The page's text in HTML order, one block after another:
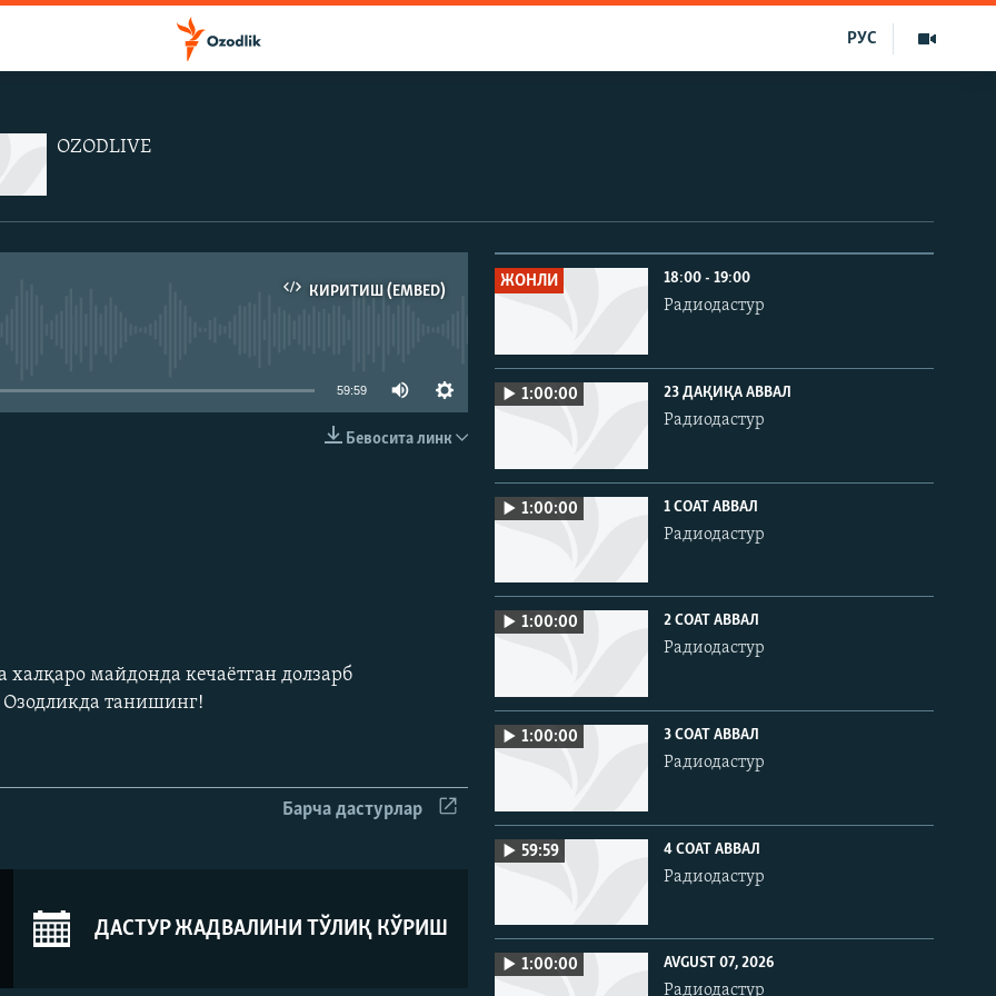
РУС
OZODLIVE
КИРИТИШ (EMBED)
59:59
Бевосита линк
майдонда кечаëтган долзарб
Озодликда танишинг!
Барча дастурлар
ДАСТУР ЖАДВАЛИНИ ТЎЛИҚ КЎРИШ
ЖОНЛИ 18:00 - 19:00
Радиодастур
1:00:00 23 ДАҚИҚА АВВАЛ
Радиодастур
1:00:00 1 СОАТ АВВАЛ
Радиодастур
1:00:00 2 СОАТ АВВАЛ
Радиодастур
1:00:00 3 СОАТ АВВАЛ
Радиодастур
59:59 4 СОАТ АВВАЛ
Радиодастур
1:00:00 AVGUST 07, 2026
Радиодастур